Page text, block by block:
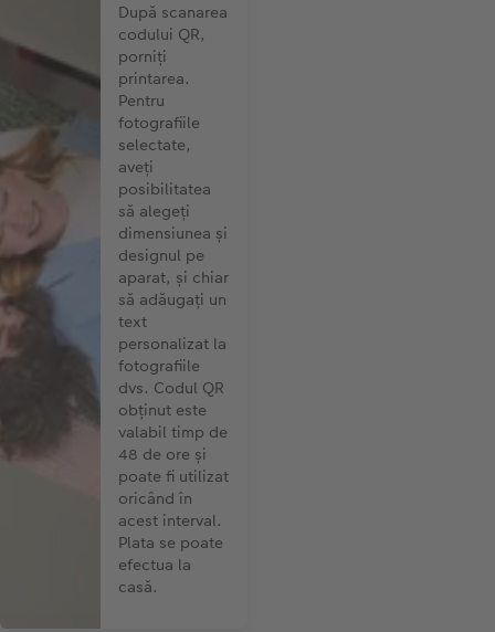
După scanarea
codului QR,
porniți
printarea.
Pentru
fotografiile
selectate,
aveți
posibilitatea
să alegeți
dimensiunea și
designul pe
aparat, și chiar
să adăugați un
text
personalizat la
fotografiile
dvs. Codul QR
obținut este
valabil timp de
48 de ore și
poate fi utilizat
oricând în
acest interval.
Plata se poate
efectua la
casă.